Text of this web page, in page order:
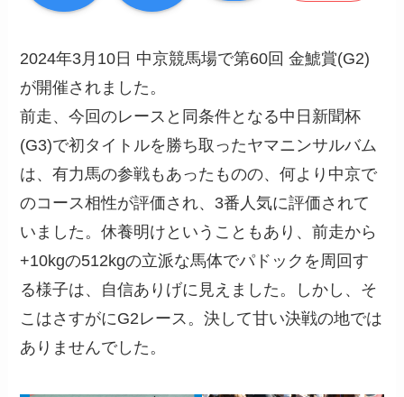
2024年3月10日 中京競馬場で第60回 金鯱賞(G2)
が開催されました。
前走、今回のレースと同条件となる中日新聞杯
(G3)で初タイトルを勝ち取ったヤマニンサルバム
は、有力馬の参戦もあったものの、何より中京で
のコース相性が評価され、3番人気に評価されて
いました。休養明けということもあり、前走から
+10kgの512kgの立派な馬体でパドックを周回す
る様子は、自信ありげに見えました。しかし、そ
こはさすがにG2レース。決して甘い決戦の地では
ありませんでした。